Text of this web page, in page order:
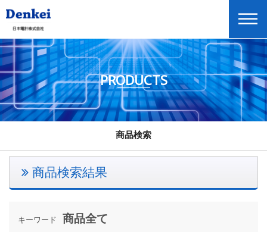
会社情報
拠点情報
事業紹介
採用情報
ニュースリリース
PRODUCTS
商品検索
商品検索結果
キーワード 商品全て